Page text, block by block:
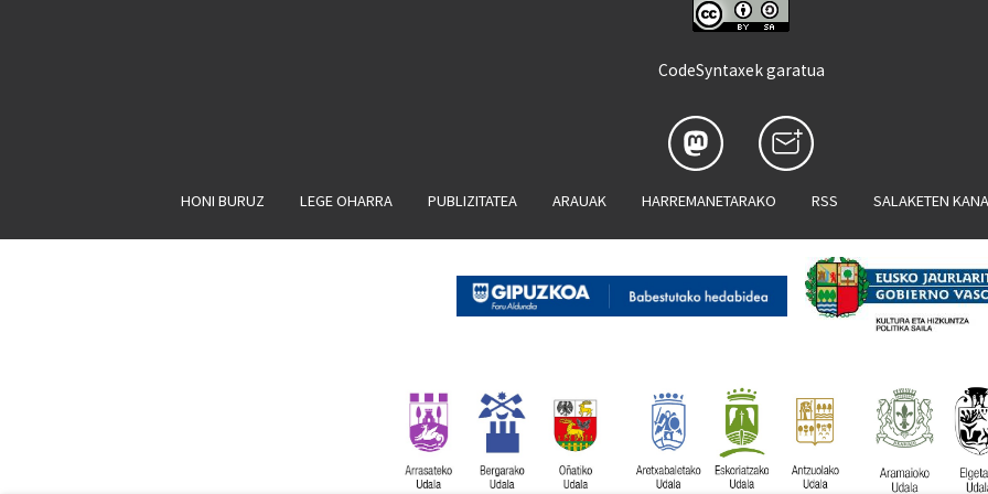
CodeSyntaxek garatua
HONI BURUZ LEGE OHARRA PUBLIZITATEA ARAUAK HARREMANETARAKO RSS SALAKETEN